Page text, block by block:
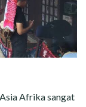
Afrika sangat